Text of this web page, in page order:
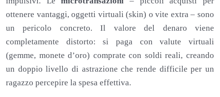
ottenere vantaggi, oggetti virtuali (skin) o vite extra – sono
un pericolo concreto. Il valore del denaro viene
completamente distorto: si paga con valute virtuali
(gemme, monete d’oro) comprate con soldi reali, creando
un doppio livello di astrazione che rende difficile per un
ragazzo percepire la spesa effettiva.